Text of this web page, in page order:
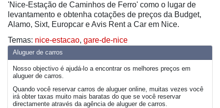
Aluguer de carros
Nosso objectivo é ajudá-lo a encontrar os melhores preços em
aluguer de carros.
Quando você reservar carros de aluguer online, muitas vezes você
irá obter taxas muito mais baratas do que se você reservar
directamente através da agência de aluguer de carros.
'Nice-Estação de Caminhos de Ferro' como o lugar de
levantamento e obtenha cotações de preços da Budget,
Alamo, Sixt, Europcar e Avis Rent a Car em Nice.
Temas: nice-estacao, gare-de-nice